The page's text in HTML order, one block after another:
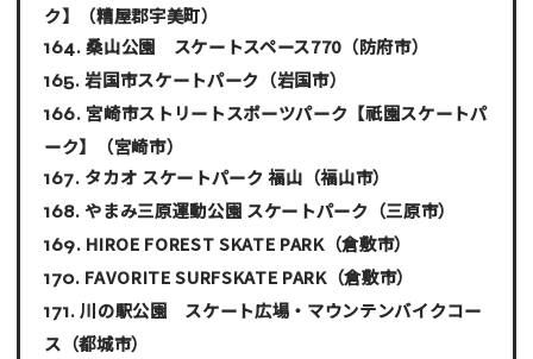
ク】
（糟屋郡宇美町）
桑山公園 スケートスペース770 （防府市）
岩国市スケートパーク （岩国市）
宮崎市ストリートスポーツパーク【祇園スケートパ
ーク】
（宮崎市）
タカオ スケートパーク 福山 （福山市）
やまみ三原運動公園 スケートパーク （三原市）
HIROE FOREST SKATE PARK（倉敷市）
FAVORITE SURFSKATE PARK（倉敷市）
川の駅公園 スケート広場・マウンテンバイクコー
ス （都城市）